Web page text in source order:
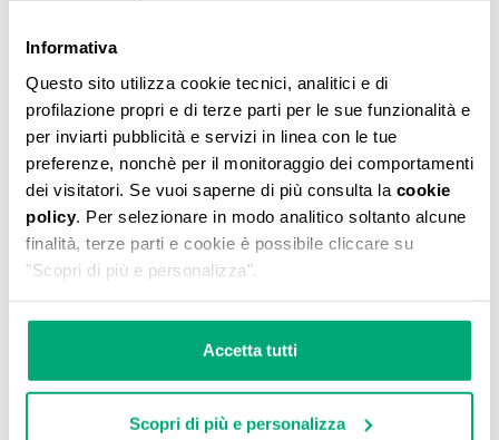
Informativa
Questo sito utilizza cookie tecnici, analitici e di
profilazione propri e di terze parti per le sue funzionalità e
per inviarti pubblicità e servizi in linea con le tue
preferenze, nonchè per il monitoraggio dei comportamenti
dei visitatori. Se vuoi saperne di più consulta la cookie
policy. Per selezionare in modo analitico soltanto alcune
finalità, terze parti e cookie è possibile cliccare su
"Scopri di più e personalizza".
Accetta tutti
Scopri di più e personalizza
SELEZIONA UNA TAGLIA
AGGIUNGI AL CARRELLO
Seleziona una taglia